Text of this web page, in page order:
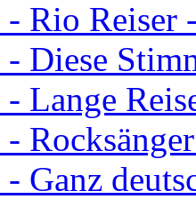
Rio Reiser
Diese
Lange
Ganz